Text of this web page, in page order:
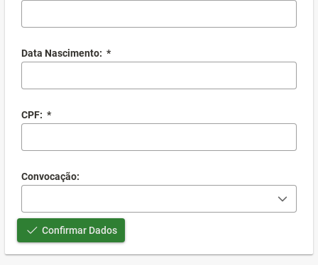
Data Nascimento: *
CPF: *
Convocação:
Confirmar Dados